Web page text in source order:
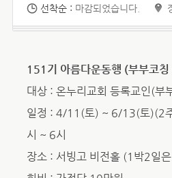
선착순 : 마감되었습니다.
151기 아름다운동행 (부부코칭
대상 : 온누리교회 등록교인(부
일정 : 4/11(토) ~ 6/13(토)(2
시 ~ 6시
장소 : 서빙고 비전홀 (1박2일